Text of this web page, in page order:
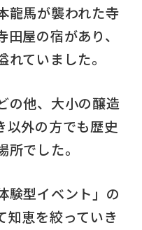
龍馬が襲われた寺
屋の宿があり、
ていました。
の他、大小の醸造
以外の方でも歴史
でした。
験型イベント」の
知恵を絞っていき